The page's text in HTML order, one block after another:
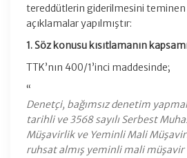
tereddütlerin giderilmesini teminen
açıklamalar yapılmıştır:
1. Söz konusu kısıtlamanın
TTK’nın 400/1’inci maddesinde;
“
Denetçi, bağımsız denetim
tarihli ve 3568 sayılı Serbest
Müşavirlik ve Yeminli Mali
ruhsat almış yeminli mali müşavir